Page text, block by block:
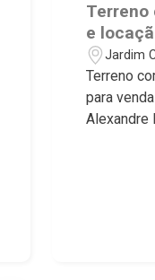
Terreno
e
Cristo
Rod.
Preto/
Jardim
Preto/
Terreno
para
Alexandre
as
Martinelli